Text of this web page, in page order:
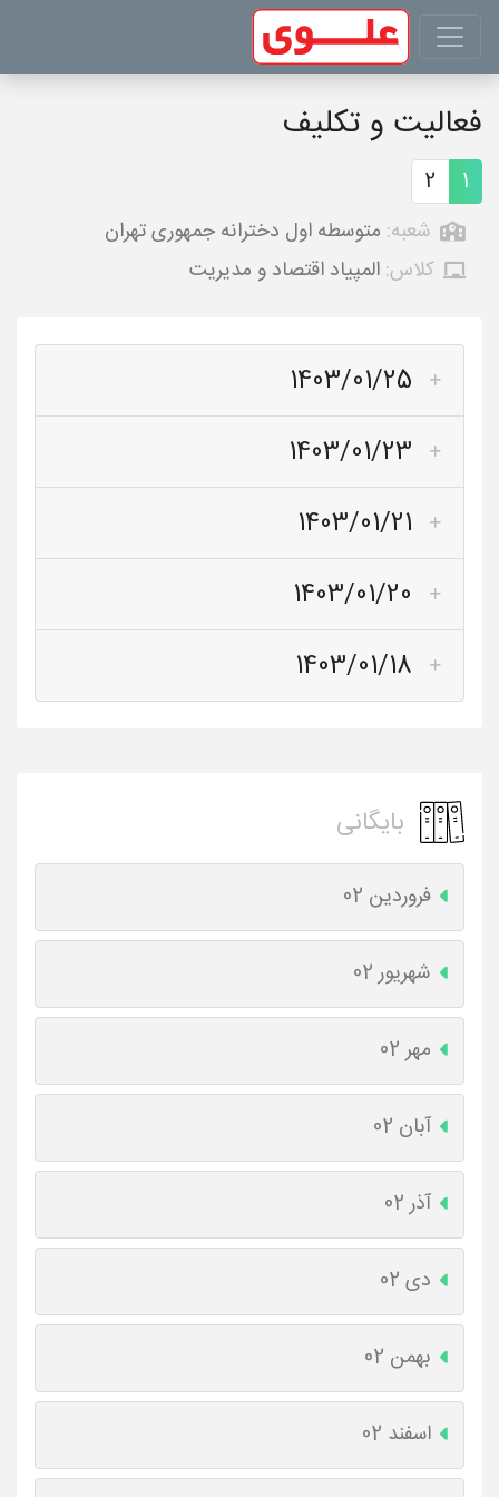
فعالیت و تکلیف
1
2
شعبه: متوسطه اول دخترانه جمهوری تهران
کلاس: المپیاد اقتصاد و مدیریت
1403/01/25
1403/01/23
1403/01/21
1403/01/20
1403/01/18
بایگانی
فروردین 02
شهریور 02
مهر 02
آبان 02
آذر 02
دی 02
بهمن 02
اسفند 02